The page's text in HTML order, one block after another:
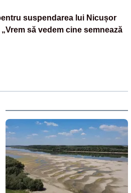
suspendarea lui Nicușor
să vedem cine semnează